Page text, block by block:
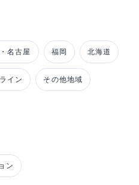
名古屋 福岡 北海道
イン その他地域
ン